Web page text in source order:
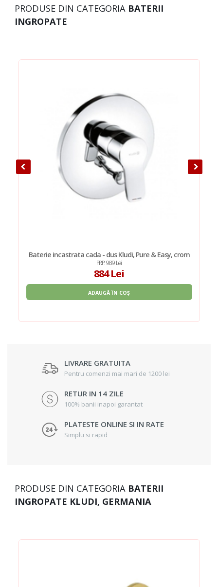
PRODUSE DIN CATEGORIA BATERII
INGROPATE
Baterie incastrata cada - dus Kludi, Pure & Easy, crom
PRP: 989 Lei
884 Lei
ADAUGĂ ÎN COȘ
LIVRARE GRATUITA
Pentru comenzi mai mari de 1200 lei
RETUR IN 14 ZILE
100% banii inapoi garantat
PLATESTE ONLINE SI IN RATE
Simplu si rapid
PRODUSE DIN CATEGORIA BATERII
INGROPATE KLUDI, GERMANIA